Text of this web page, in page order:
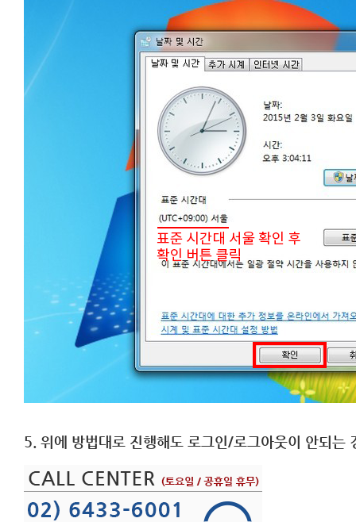
5. 위에 방법대로 진행해도 로그인/로그아웃이 안되는